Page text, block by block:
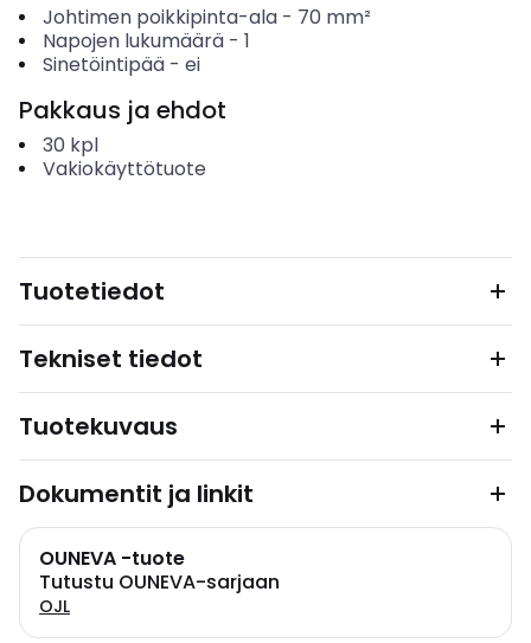
Johtimen poikkipinta-ala- 70 mm²
Napojen lukumäärä- 1
Sinetöintipää- ei
Pakkaus ja ehdot
30 kpl
Vakiokäyttötuote
Tuotetiedot
Tekniset tiedot
Tuotekuvaus
Dokumentit ja linkit
OUNEVA -tuote
Tutustu OUNEVA-sarjaan
OJL